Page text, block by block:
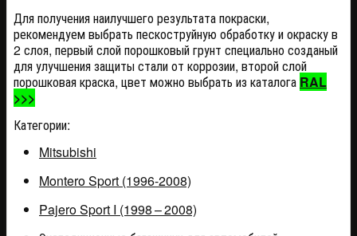
Для получения наилучшего результата покраски,
рекомендуем выбрать пескоструйную обработку и окраску в
2 слоя, первый слой порошковый грунт специально созданый
для улучшения защиты стали от коррозии, второй слой
порошковая краска, цвет можно выбрать из каталога RAL
>>>
Категории:
Mitsubishi
Montero Sport (1996-2008)
Pajero Sport I (1998 – 2008)